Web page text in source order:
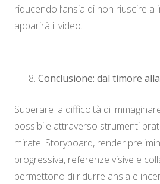
riducendo l’ansia di non riuscire a
apparirà il video.
Conclusione: dal timore
Superare la difficoltà di
possibile attraverso strumenti
mirate. Storyboard, render
progressiva, referenze visive e
permettono di ridurre ansia e